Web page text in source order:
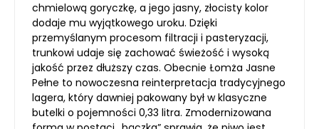
chmielową goryczkę, a jego jasny, złocisty kolor
dodaje mu wyjątkowego uroku. Dzięki
przemyślanym procesom filtracji i pasteryzacji,
trunkowi udaje się zachować świeżość i wysoką
jakość przez dłuższy czas. Obecnie Łomża Jasne
Pełne to nowoczesna reinterpretacja tradycyjnego
lagera, który dawniej pakowany był w klasyczne
butelki o pojemności 0,33 litra. Zmodernizowana